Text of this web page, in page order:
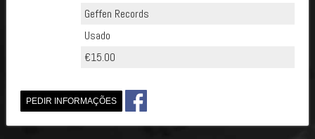
Geffen Records
Usado
€15.00
PEDIR INFORMAÇÕES